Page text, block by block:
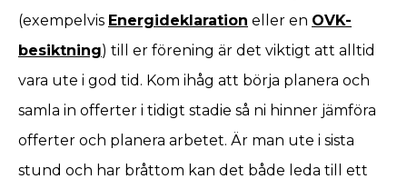
(exempelvis Energideklaration eller en OVK-
besiktning) till er förening är det viktigt att alltid
vara ute i god tid. Kom ihåg att börja planera och
samla in offerter i tidigt stadie så ni hinner jämföra
offerter och planera arbetet. Är man ute i sista
stund och har bråttom kan det både leda till ett